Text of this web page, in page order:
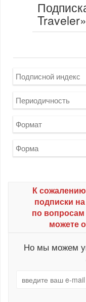
Traveler»
Подписной индекс
Периодичность
Формат
Форма
К
подписки
по
можете
Но мы можем